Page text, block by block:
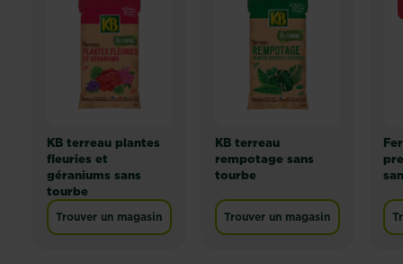
Reste
savoir
quelles
plantes
potagères
particulièrement
le
vert
est
roi.
Et
pour
KB terreau plantes
fleuries et
géraniums sans
tourbe
Trouver un magasin
KB terreau
rempotage sans
tourbe
Trouver un magasin